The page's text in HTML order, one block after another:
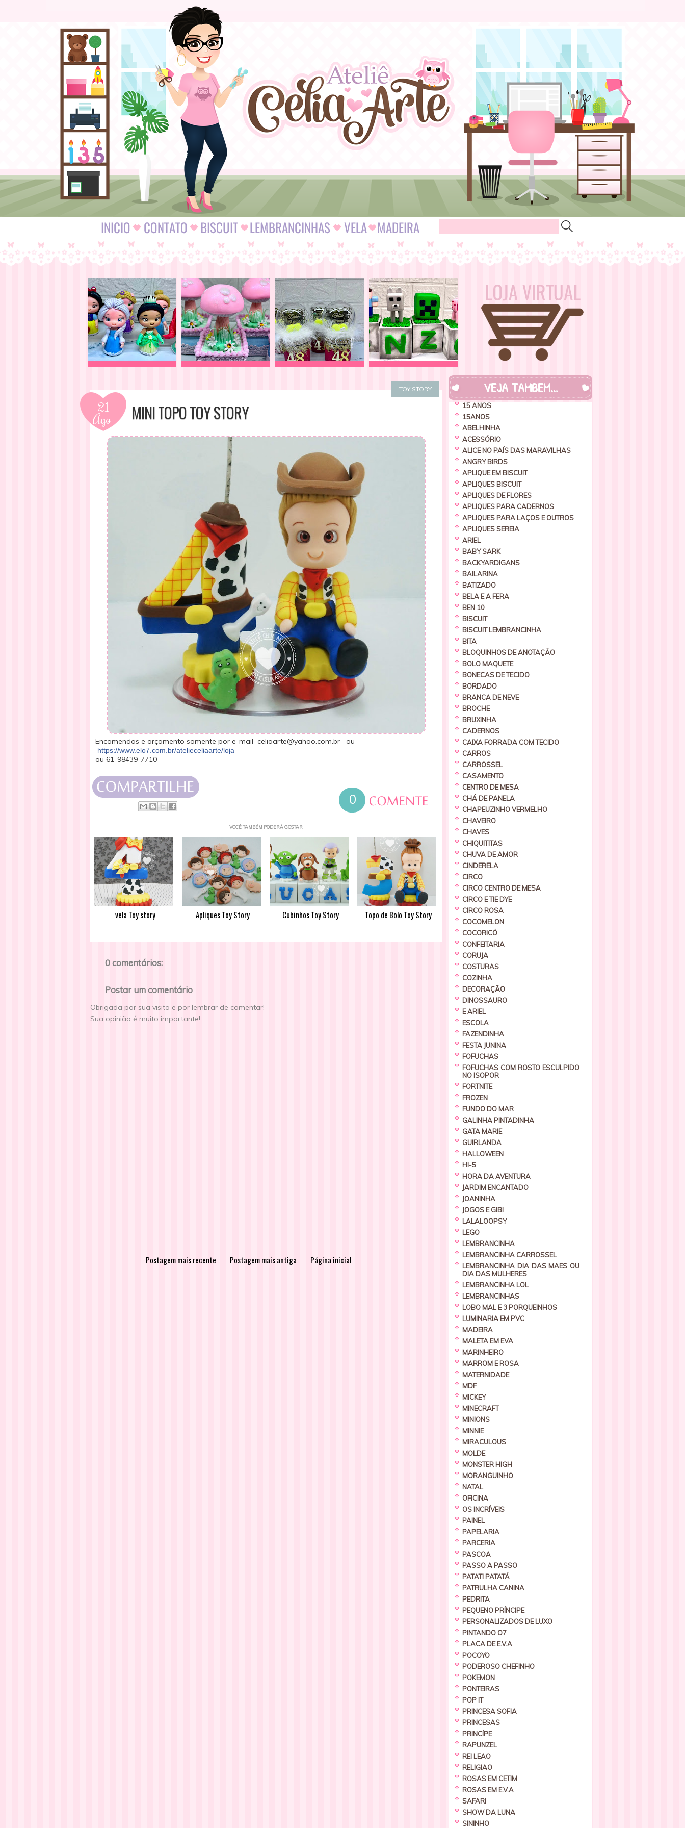
TOY STORY
21
Ago MINI TOPO TOY STORY
Encomendas e orçamento somente por e-mail celiaarte@yahoo.com.br ou
https://www.elo7.com.br/atelieceliaarte/loja
ou 61-98439-7710
0
VOCÊ TAMBÉM PODERÁ GOSTAR
vela Toy story Apliques Toy Story Cubinhos Toy Story Topo de Bolo Toy Story
0 comentários:
Postar um comentário
Obrigada por sua visita e por lembrar de comentar!
Sua opinião é muito importante!
Postagem mais recente Postagem mais antiga Página inicial
VEJA TAMBEM...
15 ANOS
15ANOS
ABELHINHA
ACESSÓRIO
ALICE NO PAÍS DAS MARAVILHAS
ANGRY BIRDS
APLIQUE EM BISCUIT
APLIQUES BISCUIT
APLIQUES DE FLORES
APLIQUES PARA CADERNOS
APLIQUES PARA LAÇOS E OUTROS
APLIQUES SEREIA
ARIEL
BABY SARK
BACKYARDIGANS
BAILARINA
BATIZADO
BELA E A FERA
BEN 10
BISCUIT
BISCUIT LEMBRANCINHA
BITA
BLOQUINHOS DE ANOTAÇÃO
BOLO MAQUETE
BONECAS DE TECIDO
BORDADO
BRANCA DE NEVE
BROCHE
BRUXINHA
CADERNOS
CAIXA FORRADA COM TECIDO
CARROS
CARROSSEL
CASAMENTO
CENTRO DE MESA
CHÁ DE PANELA
CHAPEUZINHO VERMELHO
CHAVEIRO
CHAVES
CHIQUITITAS
CHUVA DE AMOR
CINDERELA
CIRCO
CIRCO CENTRO DE MESA
CIRCO E TIE DYE
CIRCO ROSA
COCOMELON
COCORICÓ
CONFEITARIA
CORUJA
COSTURAS
COZINHA
DECORAÇÃO
DINOSSAURO
E ARIEL
ESCOLA
FAZENDINHA
FESTA JUNINA
FOFUCHAS
FOFUCHAS COM ROSTO ESCULPIDO
NO ISOPOR
FORTNITE
FROZEN
FUNDO DO MAR
GALINHA PINTADINHA
GATA MARIE
GUIRLANDA
HALLOWEEN
HI-5
HORA DA AVENTURA
JARDIM ENCANTADO
JOANINHA
JOGOS E GIBI
LALALOOPSY
LEGO
LEMBRANCINHA
LEMBRANCINHA CARROSSEL
LEMBRANCINHA DIA DAS MAES OU
DIA DAS MULHERES
LEMBRANCINHA LOL
LEMBRANCINHAS
LOBO MAL E 3 PORQUEINHOS
LUMINARIA EM PVC
MADEIRA
MALETA EM EVA
MARINHEIRO
MARROM E ROSA
MATERNIDADE
MDF
MICKEY
MINECRAFT
MINIONS
MINNIE
MIRACULOUS
MOLDE
MONSTER HIGH
MORANGUINHO
NATAL
OFICINA
OS INCRÍVEIS
PAINEL
PAPELARIA
PARCERIA
PASCOA
PASSO A PASSO
PATATI PATATÁ
PATRULHA CANINA
PEDRITA
PEQUENO PRÍNCIPE
PERSONALIZADOS DE LUXO
PINTANDO O7
PLACA DE E.V.A
POCOYO
PODEROSO CHEFINHO
POKEMON
PONTEIRAS
POP IT
PRINCESA SOFIA
PRINCESAS
PRINCÍPE
RAPUNZEL
REI LEAO
RELIGIAO
ROSAS EM CETIM
ROSAS EM E.V.A
SAFARI
SHOW DA LUNA
SININHO